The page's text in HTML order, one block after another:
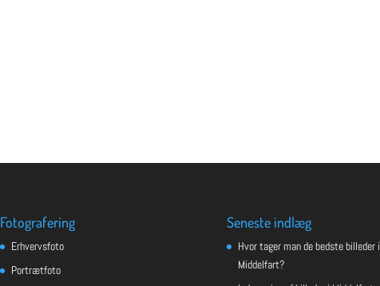
Fotografering
Erhvervsfoto
Portrætfoto
Seneste indlæg
Hvor tager man de bedste billeder i
Middelfart?